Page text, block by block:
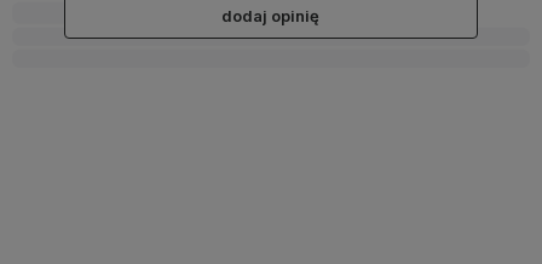
dodaj opinię